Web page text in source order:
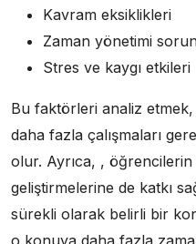
Kavram eksiklikleri
Zaman yönetimi
Stres ve kaygı etkileri
Bu faktörleri analiz
daha fazla çalışmaları
olur. Ayrıca, , öğrencilerin
geliştirmelerine de katkı
sürekli olarak belirli bir